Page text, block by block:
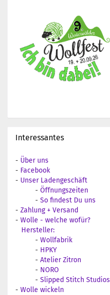
Interessantes
- Über uns
- Facebook
- Unser Ladengeschäft
- Öffnungszeiten
- So findest Du uns
- Zahlung + Versand
- Wolle - welche wofür?
Hersteller:
- Wollfabrik
- HPKY
- Atelier Zitron
- NORO
- Slipped Stitch Studios
- Wolle wickeln